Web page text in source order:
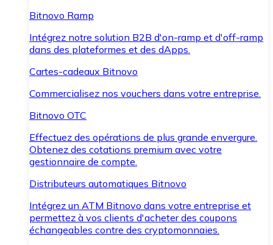
Bitnovo Ramp
Intégrez notre solution B2B d'on-ramp et d'off-ramp
dans des plateformes et des dApps.
Cartes-cadeaux Bitnovo
Commercialisez nos vouchers dans votre entreprise.
Bitnovo OTC
Effectuez des opérations de plus grande envergure.
Obtenez des cotations premium avec votre
gestionnaire de compte.
Distributeurs automatiques Bitnovo
Intégrez un ATM Bitnovo dans votre entreprise et
permettez à vos clients d'acheter des coupons
échangeables contre des cryptomonnaies.